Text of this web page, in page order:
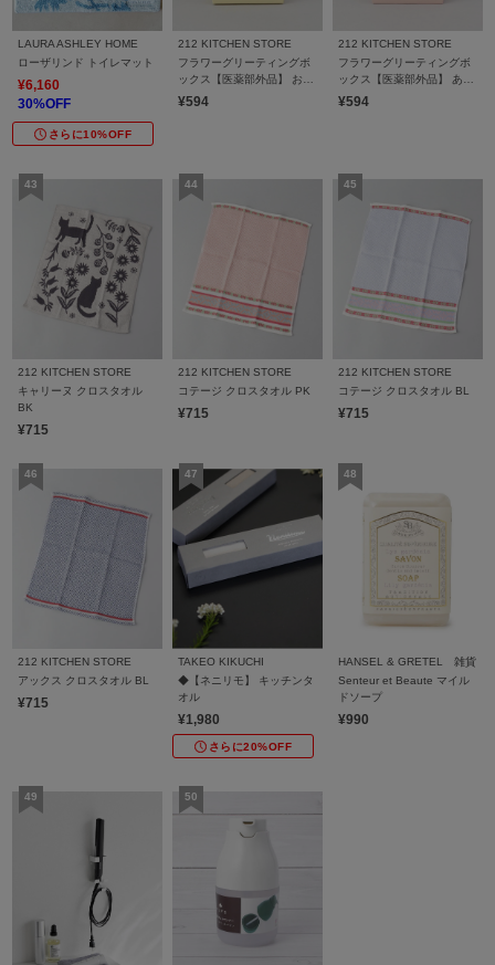
LAURA ASHLEY HOME
ローザリンド トイレマット
¥6,160
30%OFF
さらに10%OFF
212 KITCHEN STORE
フラワーグリーティングボ
ックス【医薬部外品】 お世
話になりました YE
¥594
212 KITCHEN STORE
フラワーグリーティングボ
ックス【医薬部外品】 あり
がとうございます PK
¥594
212 KITCHEN STORE
キャリーヌ クロスタオル
BK
¥715
212 KITCHEN STORE
コテージ クロスタオル PK
¥715
212 KITCHEN STORE
コテージ クロスタオル BL
¥715
212 KITCHEN STORE
アックス クロスタオル BL
¥715
TAKEO KIKUCHI
◆【ネニリモ】 キッチンタ
オル
¥1,980
さらに20%OFF
HANSEL & GRETEL 雑貨
Senteur et Beaute マイル
ドソープ
¥990